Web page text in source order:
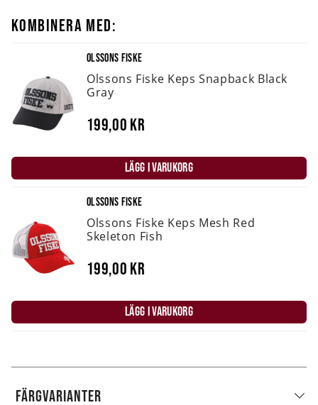
KOMBINERA MED:
OLSSONS FISKE
Olssons Fiske Keps Snapback Black
Gray
199,00 kr
LÄGG I VARUKORG
OLSSONS FISKE
Olssons Fiske Keps Mesh Red
Skeleton Fish
199,00 kr
LÄGG I VARUKORG
FÄRGVARIANTER